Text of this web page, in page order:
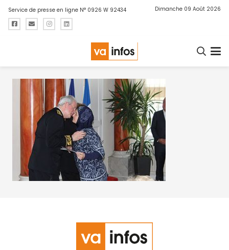
Service de presse en ligne N° 0926 W 92434 Dimanche 09 Août 2026